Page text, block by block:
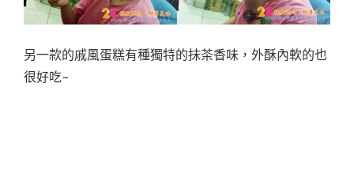
另一款的戚風蛋糕有種獨特的抺茶香味，外酥內軟的也
很好吃~